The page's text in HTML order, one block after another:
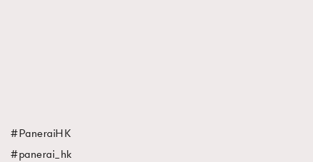
#PaneraiHK
#panerai_hk